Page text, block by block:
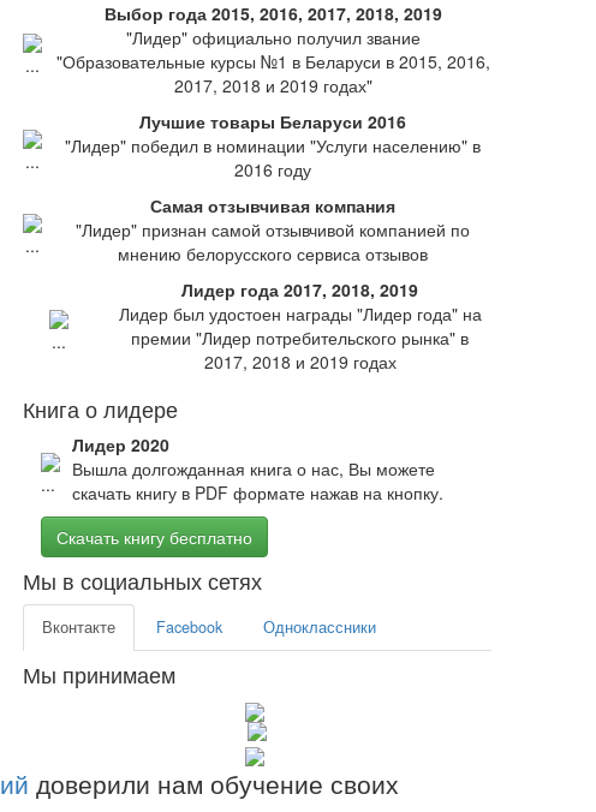
Выбор года 2015, 2016, 2017, 2018, 2019
"Лидер" официально получил звание
"Образовательные курсы №1 в Беларуси в 2015, 2016,
2017, 2018 и 2019 годах"
Лучшие товары Беларуси 2016
"Лидер" победил в номинации "Услуги населению" в
2016 году
Самая отзывчивая компания
"Лидер" признан самой отзывчивой компанией по
мнению белорусского сервиса отзывов
Лидер года 2017, 2018, 2019
Лидер был удостоен награды "Лидер года" на
премии "Лидер потребительского рынка" в
2017, 2018 и 2019 годах
Книга о лидере
Лидер 2020
Вышла долгожданная книга о нас, Вы можете
скачать книгу в PDF формате нажав на кнопку.
Скачать книгу бесплатно
Мы в социальных сетях
Вконтакте Facebook Одноклассники
Мы принимаем
доверили нам обучение своих